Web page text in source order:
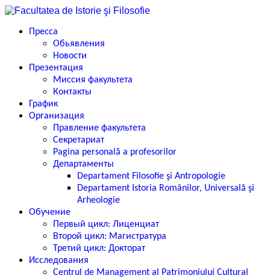
Пресса
Обьявления
Новости
Презентация
Миссия факультета
Контакты
График
Организация
Правление факультета
Секретариат
Pagina personală a profesorilor
Департаменты
Departament Filosofie şi Antropologie
Departament Istoria Românilor, Universală şi
Arheologie
Обучение
Первый цикл: Лиценциат
Второй цикл: Магистратура
Третий цикл: Докторат
Исследования
Centrul de Management al Patrimoniului Cultural